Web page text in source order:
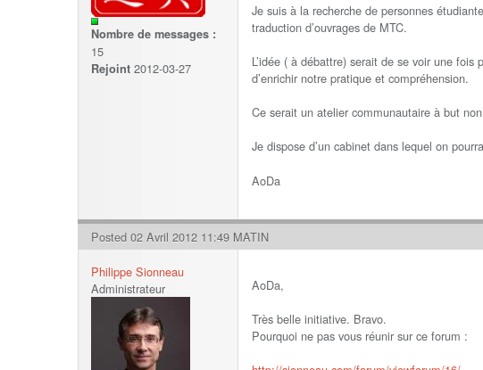
Nombre de messages :
15
Rejoint 2012-03-27
Je suis à la recherche de personnes
traduction d’ouvrages de MTC.
L’idée ( à débattre) serait de se voir une
d’enrichir notre pratique et compréhension.
Ce serait un atelier communautaire à but
Je dispose d’un cabinet dans lequel on
AoDa
Posted 02 Avril 2012 11:49 MATIN
Philippe Sionneau
Administrateur
AoDa,
Très belle initiative. Bravo.
Pourquoi ne pas vous réunir sur ce forum :